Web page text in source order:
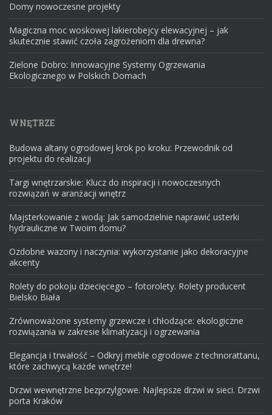
Domy nowoczesne projekty
Magiczna moc woskowej lakierobejcy elewacyjnej – jak
skutecznie stawić czoła zagrożeniom dla drewna?
Zielone Dobro: Innowacyjne Systemy Ogrzewania
Ekologicznego w Polskich Domach
WNĘTRZE
Budowa altany ogrodowej krok po kroku: Przewodnik od
projektu do realizacji
Targi wnętrzarskie: Klucz do inspiracji i nowoczesnych
rozwiązań w aranżacji wnętrz
Majsterkowanie z wodą: Jak samodzielnie naprawić usterki
hydrauliczne w Twoim domu?
Ozdobne wazony i naczynia: wykorzystanie jako dekoracyjne
akcenty
Rolety do pokoju dziecięcego – fotorolety. Rolety producent
Bielsko Biała
Zrównoważone systemy grzewcze i chłodzące: ekologiczne
rozwiązania w zakresie klimatyzacji i ogrzewania
Elegancja i trwałość – Odkryj meble ogrodowe z technorattanu,
które zachwycą każde wnętrze!
Drzwi wewnętrzne bezprzylgowe. Najlepsze drzwi w sieci. Drzwi
porta Kraków